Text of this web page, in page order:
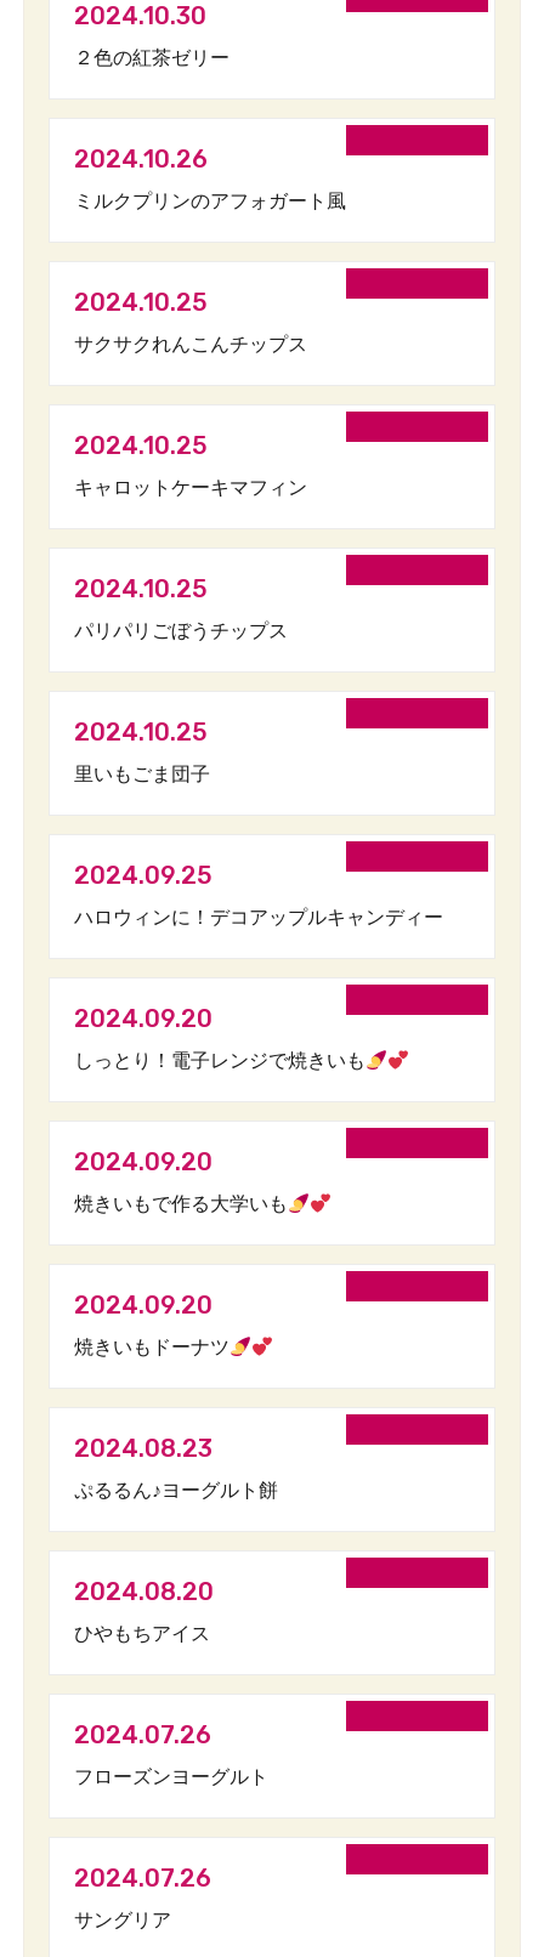
2024.10.30
２色の紅茶ゼリー
2024.10.26
ミルクプリンのアフォガート風
2024.10.25
サクサクれんこんチップス
2024.10.25
キャロットケーキマフィン
2024.10.25
パリパリごぼうチップス
2024.10.25
里いもごま団子
2024.09.25
ハロウィンに！デコアップルキャンディー
2024.09.20
しっとり！電子レンジで焼きいも
2024.09.20
焼きいもで作る大学いも
2024.09.20
焼きいもドーナツ
2024.08.23
ぷるるん♪ヨーグルト餅
2024.08.20
ひやもちアイス
2024.07.26
フローズンヨーグルト
2024.07.26
サングリア